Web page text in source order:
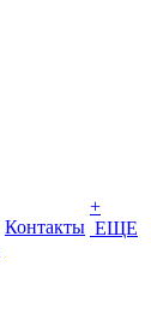
Контакты
+
ЕЩЕ